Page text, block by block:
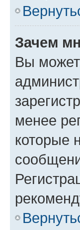
Зачем
Вы
менее
которые